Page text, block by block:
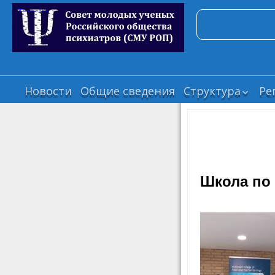
Новости Общие сведения
Структура
организации
мероприятий
Секция по
публикациями
переводам
Секция по
Школа по